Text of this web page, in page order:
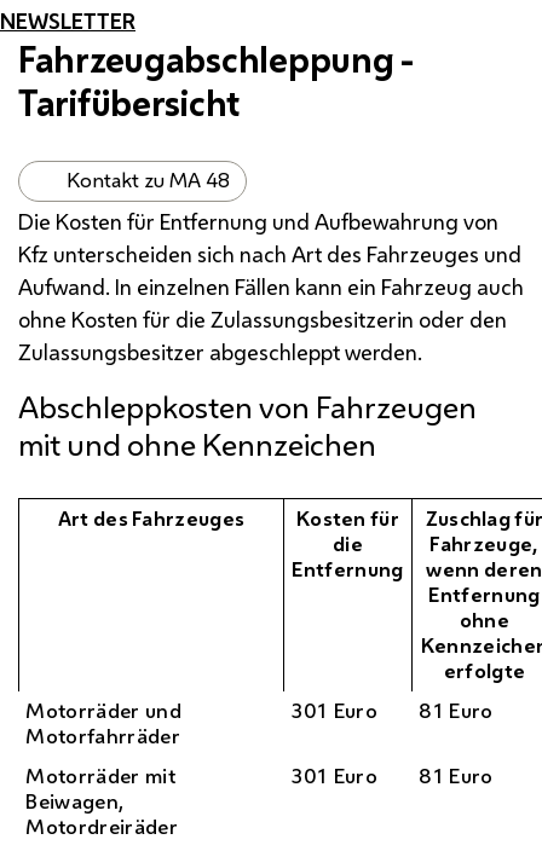
NEWSLETTER
Fahrzeugabschleppung -
Tarifübersicht
Kontakt zu MA 48
Die Kosten für Entfernung und Aufbewahrung von
Kfz unterscheiden sich nach Art des Fahrzeuges und
Aufwand. In einzelnen Fällen kann ein Fahrzeug auch
ohne Kosten für die Zulassungsbesitzerin oder den
Zulassungsbesitzer abgeschleppt werden.
Abschleppkosten von Fahrzeugen
mit und ohne Kennzeichen
Art des Fahrzeuges
Kosten für
die
Entfernung
Zuschlag
Fahrzeuge,
wenn deren
Entfernung
ohne
erfolgte
Motorräder und
Motorfahrräder
301 Euro 81 Euro
Motorräder mit
Beiwagen,
Motordreiräder
301 Euro 81 Euro